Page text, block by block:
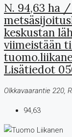
N. 94,63 ha
keskustan
viimeistään
Lisätiedot
Olkkavaarantie 220,
94,63